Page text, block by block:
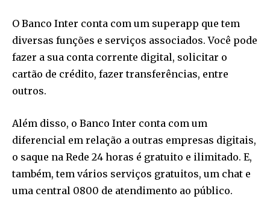
O Banco Inter conta com um superapp que tem
diversas funções e serviços associados. Você pode
fazer a sua conta corrente digital, solicitar o
cartão de crédito, fazer transferências, entre
outros.
Além disso, o Banco Inter conta com um
diferencial em relação a outras empresas digitais,
o saque na Rede 24 horas é gratuito e ilimitado. E,
também, tem vários serviços gratuitos, um chat e
uma central 0800 de atendimento ao público.